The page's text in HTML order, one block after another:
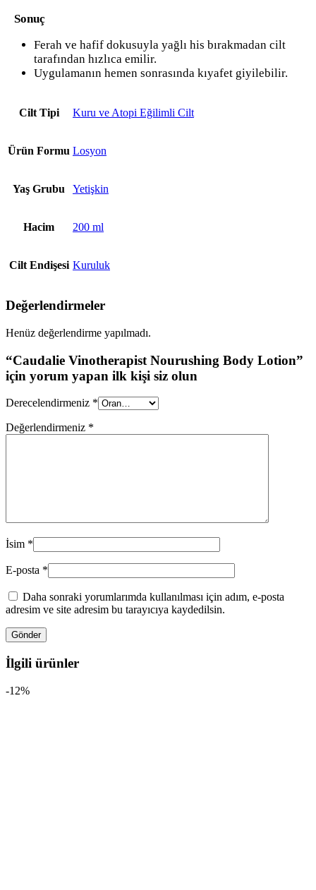
Sonuç
Ferah ve hafif dokusuyla yağlı his bırakmadan cilt
tarafından hızlıca emilir.
Uygulamanın hemen sonrasında kıyafet giyilebilir.
Cilt Tipi Kuru ve Atopi Eğilimli Cilt
Ürün Formu Losyon
Yaş Grubu Yetişkin
Hacim 200 ml
Cilt Endişesi Kuruluk
Değerlendirmeler
Henüz değerlendirme yapılmadı.
“Caudalie Vinotherapist Nourushing Body Lotion”
için yorum yapan ilk kişi siz olun
Derecelendirmeniz *
Değerlendirmeniz *
İsim *
E-posta *
Daha sonraki yorumlarımda kullanılması için adım, e-posta
adresim ve site adresim bu tarayıcıya kaydedilsin.
İlgili ürünler
-12%